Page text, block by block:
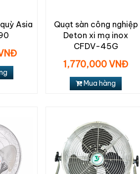
Asia
Quạt sàn công nghiệp
Deton xi mạ inox
CFDV-45G
1,770,000 VNĐ
Mua hàng